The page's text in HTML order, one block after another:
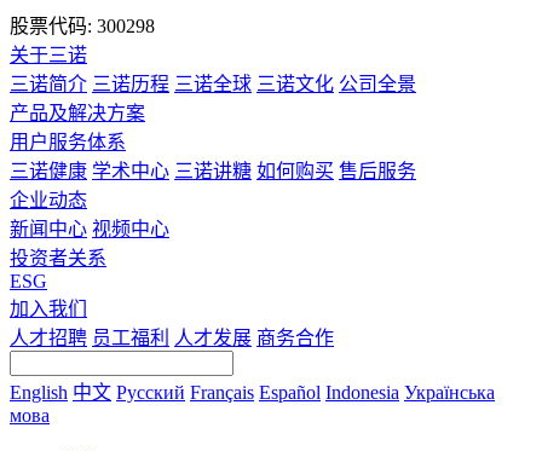
股票代码: 300298
关于三诺
三诺简介 三诺历程 三诺全球 三诺文化 公司全景
产品及解决方案
用户服务体系
三诺健康 学术中心 三诺讲糖 如何购买 售后服务
企业动态
新闻中心 视频中心
投资者关系
ESG
加入我们
人才招聘 员工福利 人才发展 商务合作
English 中文 Русский Français Español Indonesia Українська
мова